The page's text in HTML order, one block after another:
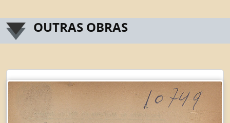
OUTRAS OBRAS